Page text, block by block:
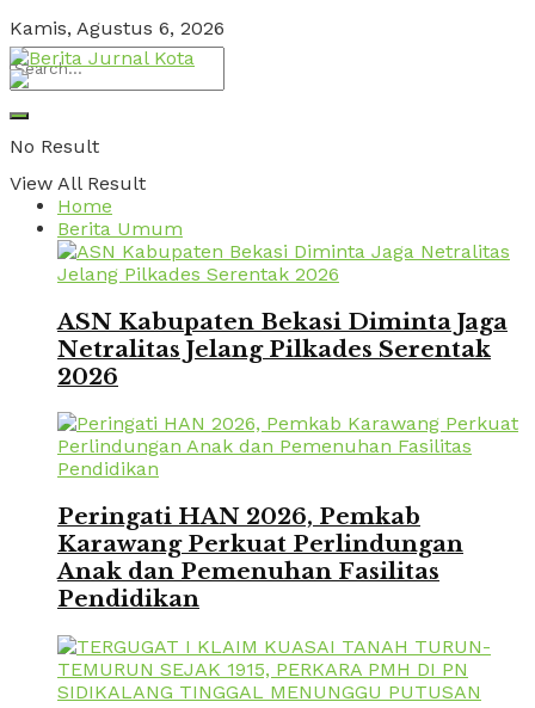
Kamis, Agustus 6, 2026
No Result
View All Result
Home
Berita Umum
ASN Kabupaten Bekasi Diminta Jaga
Netralitas Jelang Pilkades Serentak
2026
Peringati HAN 2026, Pemkab
Karawang Perkuat Perlindungan
Anak dan Pemenuhan Fasilitas
Pendidikan